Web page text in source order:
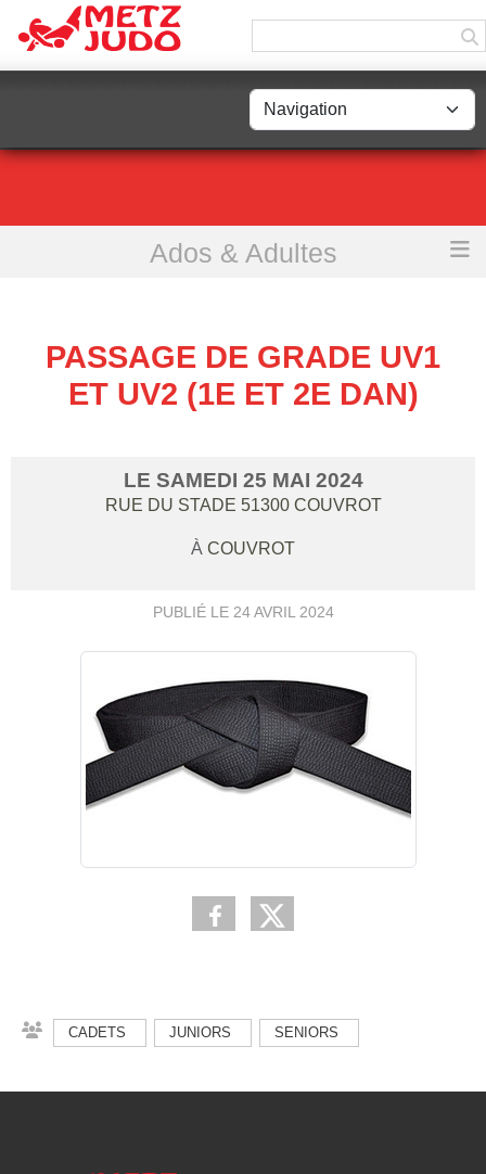
Ados & Adultes
Passage de grade UV1 et UV2 (1e et 2e dan)
PASSAGE DE GRADE UV1
ET UV2 (1E ET 2E DAN)
LE SAMEDI 25 MAI 2024
RUE DU STADE 51300 COUVROT
À COUVROT
PUBLIÉ LE 24 AVRIL 2024
CADETS JUNIORS SENIORS
Panneau de gestion des cookies